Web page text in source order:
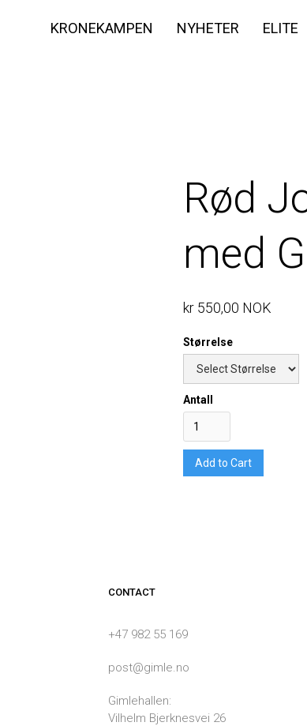
KRONEKAMPEN NYHETER ELITE
Rød
med
kr 550,00 NOK
Størrelse
Antall
CONTACT
+47 982 55 169
post@gimle.no
Gimlehallen:
Vilhelm Bjerknesvei 26